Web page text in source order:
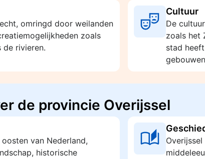
omringd door weilanden
zoals
de rivieren.
Cultuur
De
zoals het
stad
de provincie Overijssel
van Nederland,
historische